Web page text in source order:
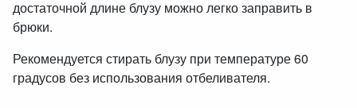
достаточной длине блузу можно легко заправить в
брюки.
Рекомендуется стирать блузу при температуре 60
градусов без использования отбеливателя.